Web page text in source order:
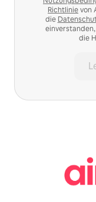
Richtlinievon
die
die